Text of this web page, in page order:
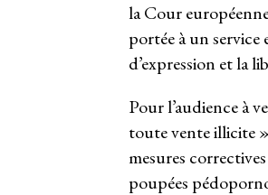
la Cour
portée à un
d’expression et la
Pour l’audience à
toute vente illicite
mesures
poupées